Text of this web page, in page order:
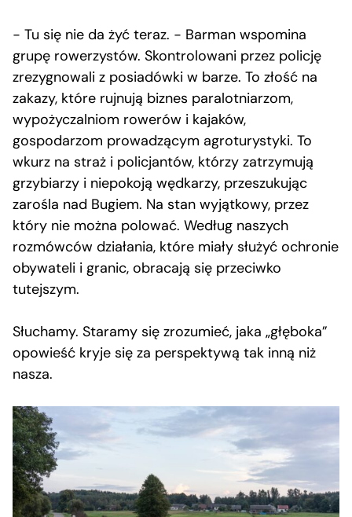
− Tu się nie da żyć teraz. − Barman wspomina
grupę rowerzystów. Skontrolowani przez policję
zrezygnowali z posiadówki w barze. To złość na
zakazy, które rujnują biznes paralotniarzom,
wypożyczalniom rowerów i kajaków,
gospodarzom prowadzącym agroturystyki. To
wkurz na straż i policjantów, którzy zatrzymują
grzybiarzy i niepokoją wędkarzy, przeszukując
zarośla nad Bugiem. Na stan wyjątkowy, przez
który nie można polować. Według naszych
rozmówców działania, które miały służyć ochronie
obywateli i granic, obracają się przeciwko
tutejszym.
Słuchamy. Staramy się zrozumieć, jaka „głęboka”
opowieść kryje się za perspektywą tak inną niż
nasza.